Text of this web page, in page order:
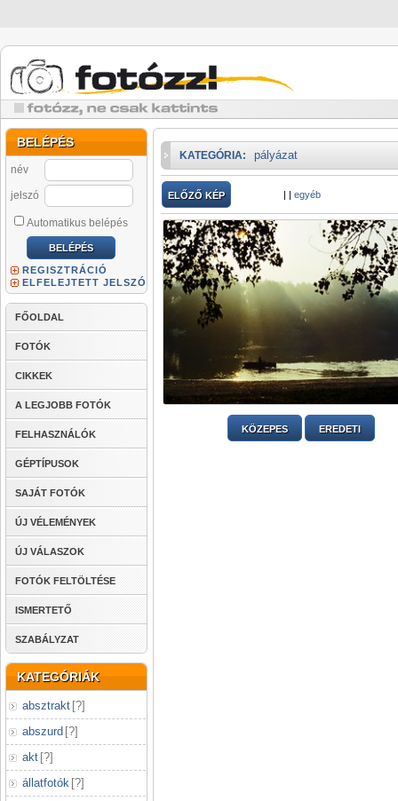
BELÉPÉS
név
jelszó
Automatikus belépés
REGISZTRÁCIÓ
ELFELEJTETT JELSZÓ
FŐOLDAL
FOTÓK
CIKKEK
A LEGJOBB FOTÓK
FELHASZNÁLÓK
GÉPTÍPUSOK
SAJÁT FOTÓK
ÚJ VÉLEMÉNYEK
ÚJ VÁLASZOK
FOTÓK FELTÖLTÉSE
ISMERTETŐ
SZABÁLYZAT
KATEGÓRIÁK
absztrakt [?]
abszurd [?]
akt [?]
állatfotók [?]
KATEGÓRIA: pályázat
ELŐZŐ KÉP | | egyéb
KÖZEPES EREDETI